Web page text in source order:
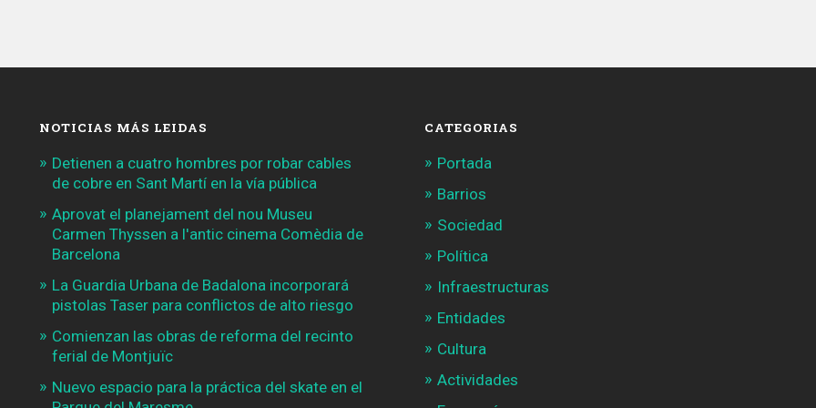
NOTICIAS MÁS LEIDAS
Detienen a cuatro hombres por robar cables
de cobre en Sant Martí en la vía pública
Aprovat el planejament del nou Museu
Carmen Thyssen a l'antic cinema Comèdia de
Barcelona
La Guardia Urbana de Badalona incorporará
pistolas Taser para conflictos de alto riesgo
Comienzan las obras de reforma del recinto
ferial de Montjuïc
Nuevo espacio para la práctica del skate en el
CATEGORIAS
Portada
Barrios
Sociedad
Política
Infraestructuras
Entidades
Cultura
Actividades